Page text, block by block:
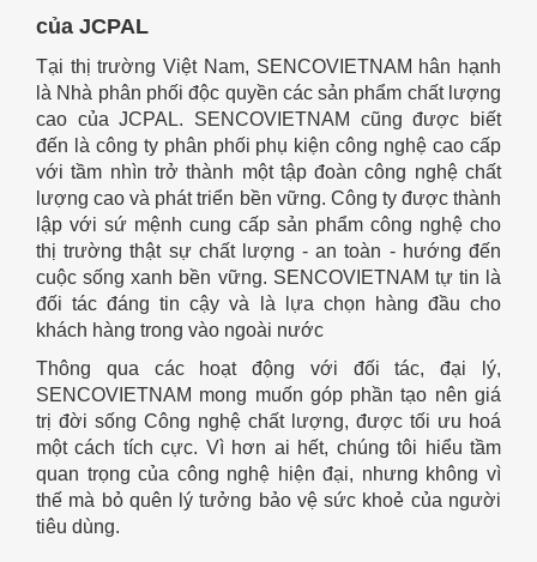
của JCPAL
Tại thị trường Việt Nam, SENCOVIETNAM hân hạnh
là Nhà phân phối độc quyền các sản phẩm chất lượng
cao của JCPAL. SENCOVIETNAM cũng được biết
đến là công ty phân phối phụ kiện công nghệ cao cấp
với tầm nhìn trở thành một tập đoàn công nghệ chất
lượng cao và phát triển bền vững. Công ty được thành
lập với sứ mệnh cung cấp sản phẩm công nghệ cho
thị trường thật sự chất lượng - an toàn - hướng đến
cuộc sống xanh bền vững. SENCOVIETNAM tự tin là
đối tác đáng tin cậy và là lựa chọn hàng đầu cho
khách hàng trong vào ngoài nước
Thông qua các hoạt động với đối tác, đại lý,
SENCOVIETNAM mong muốn góp phần tạo nên giá
trị đời sống Công nghệ chất lượng, được tối ưu hoá
một cách tích cực. Vì hơn ai hết, chúng tôi hiểu tầm
quan trọng của công nghệ hiện đại, nhưng không vì
thế mà bỏ quên lý tưởng bảo vệ sức khoẻ của người
tiêu dùng.